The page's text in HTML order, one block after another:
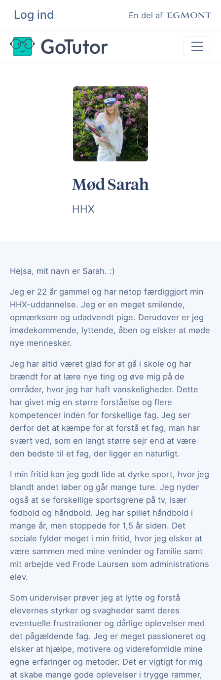
Log ind En del af
Søg
Lektiehjælp
Eksamenshjælp
Hjælp til ordblinde
Kundeudtalelser
Undervisere
Mød Sarah
HHX
Hejsa, mit navn er Sarah. :)
Jeg er 22 år gammel og har netop færdiggjort min
HHX-uddannelse. Jeg er en meget smilende,
opmærksom og udadvendt pige. Derudover er jeg
imødekommende, lyttende, åben og elsker at møde
nye mennesker.
Jeg har altid været glad for at gå i skole og har
brændt for at lære nye ting og øve mig på de
områder, hvor jeg har haft vanskeligheder. Dette
har givet mig en større forståelse og flere
kompetencer inden for forskellige fag. Jeg ser
derfor det at kæmpe for at forstå et fag, man har
svært ved, som en langt større sejr end at være
den bedste til et fag, der ligger en naturligt.
I min fritid kan jeg godt lide at dyrke sport, hvor jeg
blandt andet løber og går mange ture. Jeg nyder
også at se forskellige sportsgrene på tv, især
fodbold og håndbold. Jeg har spillet håndbold i
mange år, men stoppede for 1,5 år siden. Det
sociale fylder meget i min fritid, hvor jeg elsker at
være sammen med mine veninder og familie samt
mit arbejde ved Frode Laursen som administrations
elev.
Som underviser prøver jeg at lytte og forstå
elevernes styrker og svagheder samt deres
eventuelle frustrationer og dårlige oplevelser med
det pågældende fag. Jeg er meget passioneret og
elsker at hjælpe, motivere og videreformidle mine
egne erfaringer og metoder. Det er vigtigt for mig
at skabe mange gode oplevelser i trygge rammer,